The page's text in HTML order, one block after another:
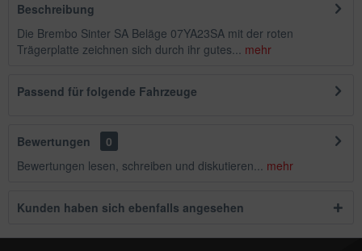
Beschreibung
Die Brembo Sinter SA Beläge 07YA23SA mit der roten
Trägerplatte zeichnen sich durch ihr gutes... mehr
Passend für folgende Fahrzeuge
Bewertungen
0
Bewertungen lesen, schreiben und diskutieren... mehr
Kunden haben sich ebenfalls angesehen